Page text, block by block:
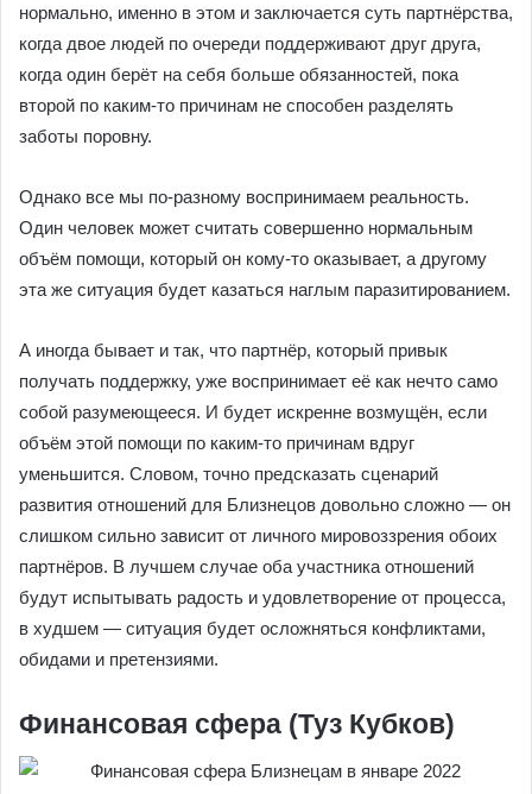
нормально, именно в этом и заключается суть партнёрства,
когда двое людей по очереди поддерживают друг друга,
когда один берёт на себя больше обязанностей, пока
второй по каким-то причинам не способен разделять
заботы поровну.
Однако все мы по-разному воспринимаем реальность.
Один человек может считать совершенно нормальным
объём помощи, который он кому-то оказывает, а другому
эта же ситуация будет казаться наглым паразитированием.
А иногда бывает и так, что партнёр, который привык
получать поддержку, уже воспринимает её как нечто само
собой разумеющееся. И будет искренне возмущён, если
объём этой помощи по каким-то причинам вдруг
уменьшится. Словом, точно предсказать сценарий
развития отношений для Близнецов довольно сложно — он
слишком сильно зависит от личного мировоззрения обоих
партнёров. В лучшем случае оба участника отношений
будут испытывать радость и удовлетворение от процесса,
в худшем — ситуация будет осложняться конфликтами,
обидами и претензиями.
Финансовая сфера (Туз Кубков)